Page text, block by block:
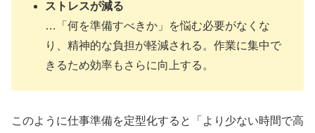
ストレスが減る
…「何を準備すべきか」を悩む必要がなくな
り、精神的な負担が軽減される。作業に集中で
きるため効率もさらに向上する。
このように仕事準備を定型化すると「より少ない時間で高